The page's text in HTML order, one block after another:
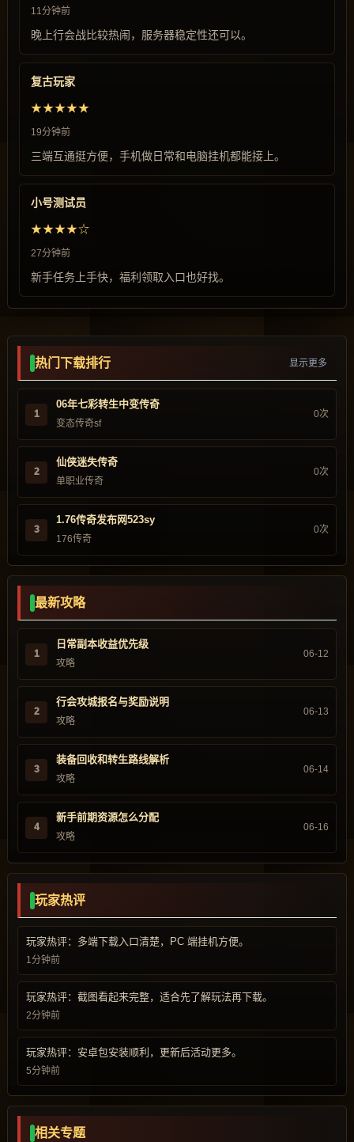
11分钟前
晚上行会战比较热闹，服务器稳定性还可以。
复古玩家
★★★★★
19分钟前
三端互通挺方便，手机做日常和电脑挂机都能接上。
小号测试员
★★★★☆
27分钟前
新手任务上手快，福利领取入口也好找。
热门下载排行 显示更多
1
06年七彩转生中变传奇
变态传奇sf
0次
2
仙侠迷失传奇
单职业传奇
0次
3
1.76传奇发布网523sy
176传奇
0次
最新攻略
1
日常副本收益优先级
攻略
06-12
2
行会攻城报名与奖励说明
攻略
06-13
3
装备回收和转生路线解析
攻略
06-14
4
新手前期资源怎么分配
攻略
06-16
玩家热评
玩家热评：多端下载入口清楚，PC 端挂机方便。
1分钟前
玩家热评：截图看起来完整，适合先了解玩法再下载。
2分钟前
玩家热评：安卓包安装顺利，更新后活动更多。
5分钟前
相关专题